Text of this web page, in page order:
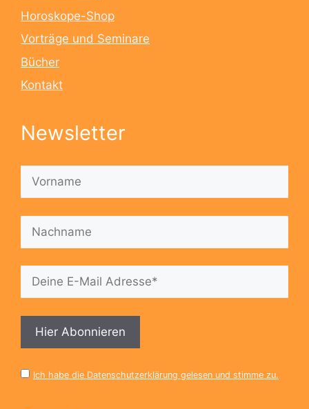
Horoskope-Shop
Vorträge und Seminare
Bücher
Kontakt
Newsletter
Ich habe die Datenschutzerklärung gelesen und stimme zu.